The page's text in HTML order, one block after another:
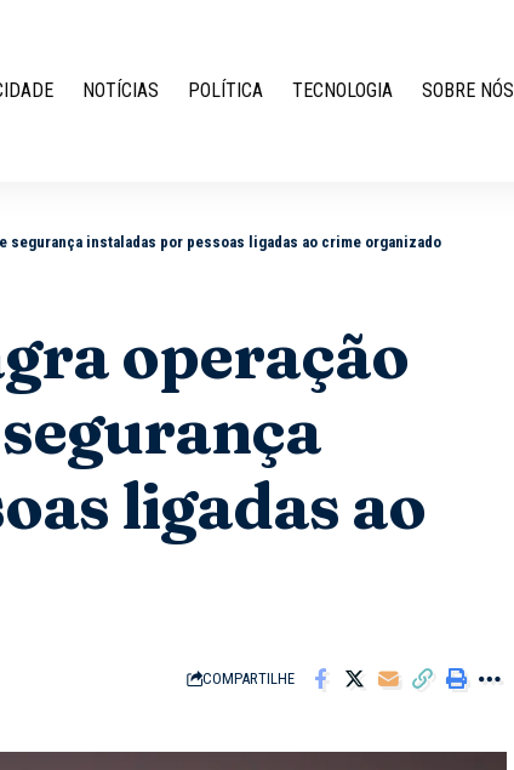
NOTÍCIAS POLÍTICA TECNOLOGIA SOBRE NÓS
segurança instaladas por pessoas ligadas ao crime organizado
operação
ligadas ao
COMPARTILHE